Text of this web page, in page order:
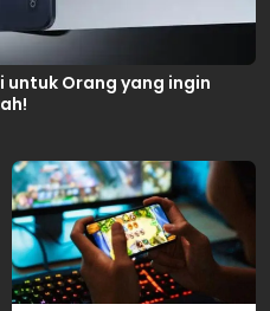
untuk Orang yang ingin